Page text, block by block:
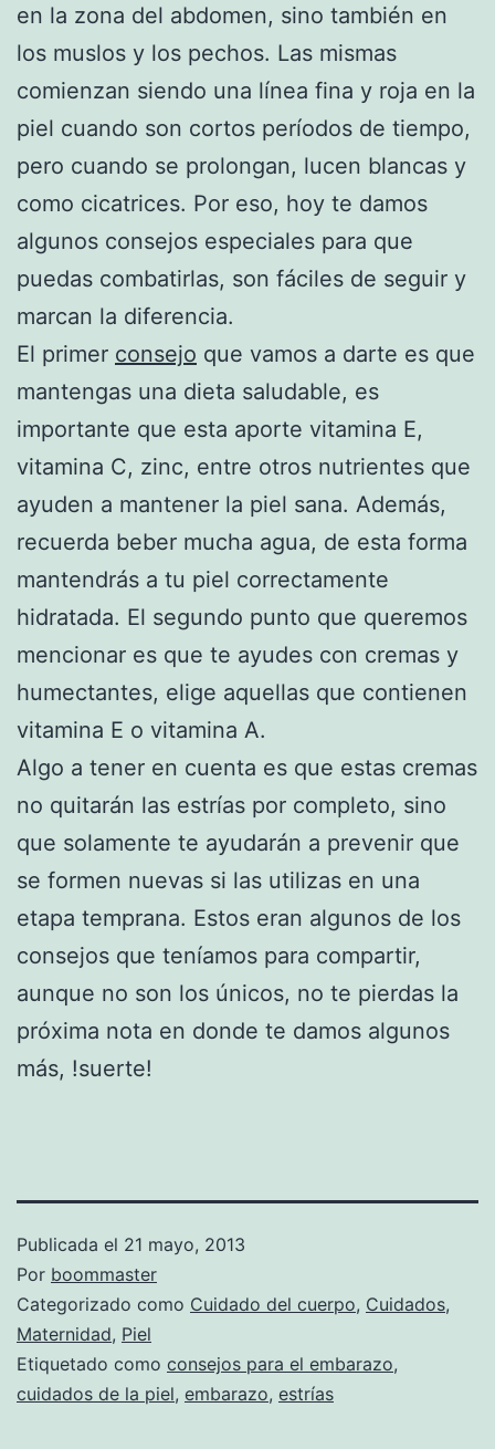
en la zona del abdomen, sino también en
los muslos y los pechos. Las mismas
comienzan siendo una línea fina y roja en la
piel cuando son cortos períodos de tiempo,
pero cuando se prolongan, lucen blancas y
como cicatrices. Por eso, hoy te damos
algunos consejos especiales para que
puedas combatirlas, son fáciles de seguir y
marcan la diferencia.
El primer consejo que vamos a darte es que
mantengas una dieta saludable, es
importante que esta aporte vitamina E,
vitamina C, zinc, entre otros nutrientes que
ayuden a mantener la piel sana. Además,
recuerda beber mucha agua, de esta forma
mantendrás a tu piel correctamente
hidratada. El segundo punto que queremos
mencionar es que te ayudes con cremas y
humectantes, elige aquellas que contienen
vitamina E o vitamina A.
Algo a tener en cuenta es que estas cremas
no quitarán las estrías por completo, sino
que solamente te ayudarán a prevenir que
se formen nuevas si las utilizas en una
etapa temprana. Estos eran algunos de los
consejos que teníamos para compartir,
aunque no son los únicos, no te pierdas la
próxima nota en donde te damos algunos
más, !suerte!
Publicada el 21 mayo, 2013
Por boommaster
Categorizado como Cuidado del cuerpo, Cuidados,
Maternidad, Piel
Etiquetado como consejos para el embarazo,
cuidados de la piel, embarazo, estrías